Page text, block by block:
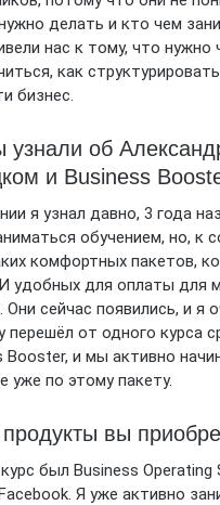
делать и кто чем
нас к тому, что нужно
как
бизнес.
узнали об
и Business
я узнал давно, 3 года
обучением, но, к
комфортных пакетов,
удобных для оплаты для
Они сейчас появились, и я
перешёл от одного курса
Booster, и мы активно
уже по этому пакету.
вы
был Business Operating
Я уже активно